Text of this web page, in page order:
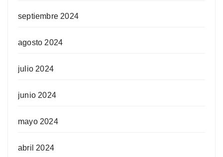
septiembre 2024
agosto 2024
julio 2024
junio 2024
mayo 2024
abril 2024